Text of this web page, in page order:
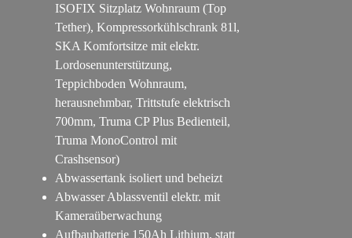
ISOFIX Sitzplatz Wohnraum (Top
Tether), Kompressorkühlschrank 81l,
SKA Komfortsitze mit elektr.
Lordosenunterstützung,
Teppichboden Wohnraum,
herausnehmbar, Trittstufe elektrisch
700mm, Truma CP Plus Bedienteil,
Truma MonoControl mit
Crashsensor)
Abwassertank isoliert und beheizt
Abwasser Ablassventil elektr. mit
Kameraüberwachung
Aufbaubatterie 150Ah Lithium, statt